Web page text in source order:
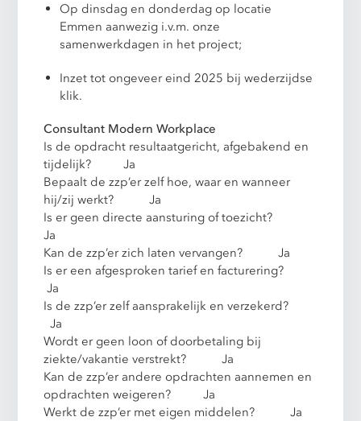
Op dinsdag en donderdag op locatie
Emmen aanwezig i.v.m. onze
samenwerkdagen in het project;
Inzet tot ongeveer eind 2025 bij wederzijdse
klik.
Consultant Modern Workplace
Is de opdracht resultaatgericht, afgebakend en
tijdelijk? Ja
Bepaalt de zzp’er zelf hoe, waar en wanneer
hij/zij werkt? Ja
Is er geen directe aansturing of toezicht?
Ja
Kan de zzp’er zich laten vervangen? Ja
Is er een afgesproken tarief en facturering?
Ja
Is de zzp’er zelf aansprakelijk en verzekerd?
Ja
Wordt er geen loon of doorbetaling bij
ziekte/vakantie verstrekt? Ja
Kan de zzp’er andere opdrachten aannemen en
opdrachten weigeren? Ja
Werkt de zzp’er met eigen middelen? Ja